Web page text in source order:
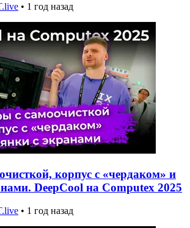
• 1 год назад
корпус с «чердаком» и
DeepCool на Computex 2025
• 1 год назад